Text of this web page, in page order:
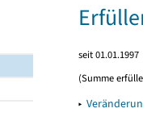
seit 01.01.1997
(Summe
▸